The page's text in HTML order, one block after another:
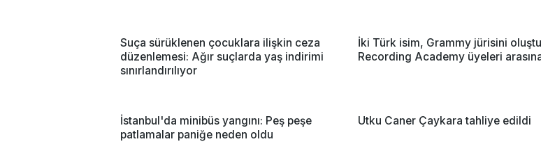
Suça sürüklenen çocuklara ilişkin ceza
düzenlemesi: Ağır suçlarda yaş indirimi
sınırlandırılıyor
İki Türk isim, Grammy jürisini
Recording Academy üyeleri
İstanbul'da minibüs yangını: Peş peşe
patlamalar paniğe neden oldu
Utku Caner Çaykara tahliye edildi